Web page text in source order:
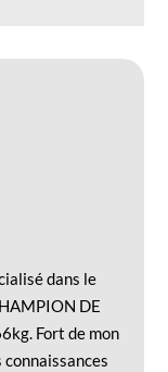
dans le
DE
Fort de mon